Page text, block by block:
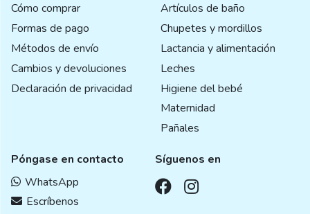
Cómo comprar
Formas de pago
Métodos de envío
Cambios y devoluciones
Declaración de privacidad
Artículos de baño
Chupetes y mordillos
Lactancia y alimentación
Leches
Higiene del bebé
Maternidad
Pañales
Póngase en contacto
WhatsApp
Escríbenos
Síguenos en